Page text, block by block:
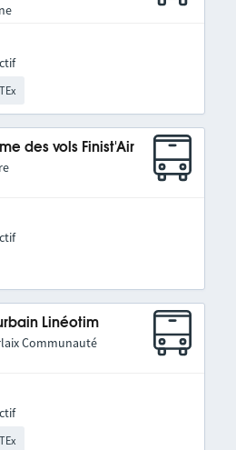
des vols Finist'Air
Linéotim
Communauté